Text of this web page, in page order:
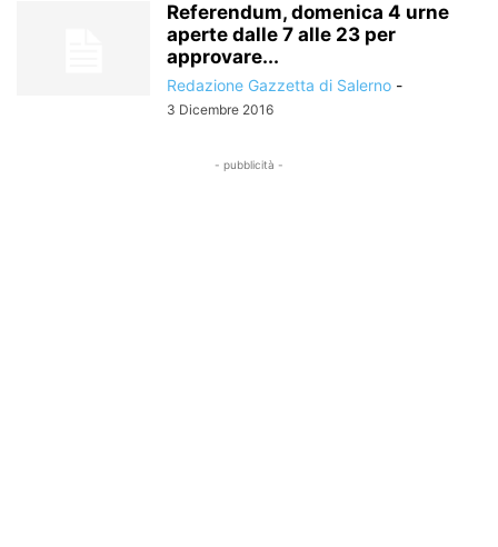
Referendum, domenica 4 urne
aperte dalle 7 alle 23 per
approvare...
Redazione Gazzetta di Salerno -
3 Dicembre 2016
- pubblicità -